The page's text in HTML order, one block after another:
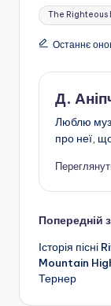
Позначки:
The Righteous
Останнє
Д.
Люблю
про неї,
по
запису
Попередній
Історія пісні
Mountain
Тернер